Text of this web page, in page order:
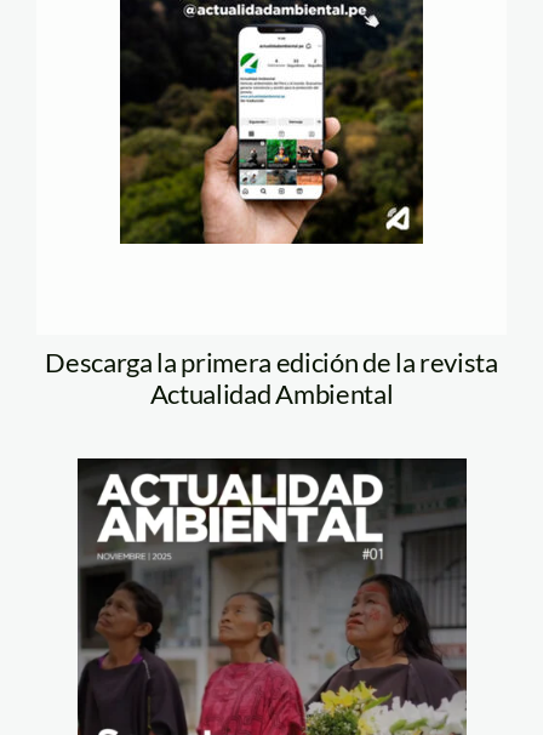
Descarga la primera edición de la revista
Actualidad Ambiental